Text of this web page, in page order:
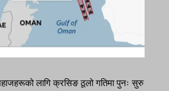
लागि क्रसिङ ठूलो गतिमा पुनः सुरु